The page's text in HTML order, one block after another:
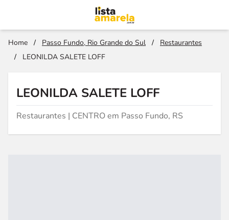
Home / Passo Fundo, Rio Grande do Sul /
Restaurantes
/
LEONILDA SALETE LOFF
LEONILDA SALETE LOFF
Restaurantes | CENTRO em Passo Fundo, RS